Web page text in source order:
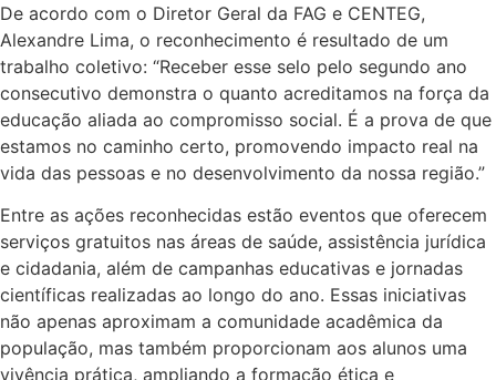
De acordo com o Diretor Geral da FAG e CENTEG,
Alexandre Lima, o reconhecimento é resultado de um
trabalho coletivo: “Receber esse selo pelo segundo ano
consecutivo demonstra o quanto acreditamos na força da
educação aliada ao compromisso social. É a prova de que
estamos no caminho certo, promovendo impacto real na
vida das pessoas e no desenvolvimento da nossa região.”
Entre as ações reconhecidas estão eventos que oferecem
serviços gratuitos nas áreas de saúde, assistência jurídica
e cidadania, além de campanhas educativas e jornadas
científicas realizadas ao longo do ano. Essas iniciativas
não apenas aproximam a comunidade acadêmica da
população, mas também proporcionam aos alunos uma
vivência prática, ampliando a formação ética e